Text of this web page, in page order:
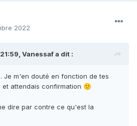
2022
Vanessafa dit :
Je m'en douté en fonction de tes
attendais confirmation 🙂
dire par contre ce qu'est la